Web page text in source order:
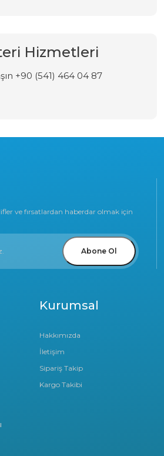
Hizmetleri
+90 (541) 464 04 87
ve fırsatlardan haberdar olmak için
Abone Ol
Kurumsal
Hakkımızda
İletişim
Sipariş Takip
Kargo Takibi